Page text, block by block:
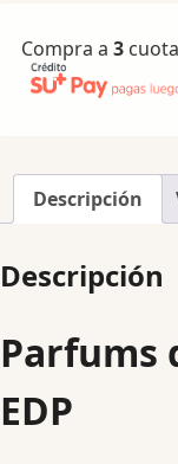
Compra a 3
Descripción
Descripción
Parfums
EDP